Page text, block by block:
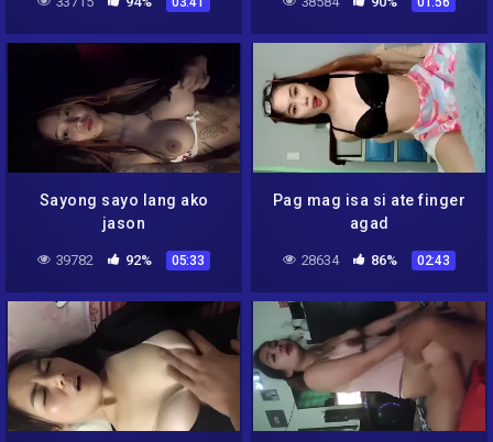
Sayong sayo lang ako
jason
39782 92% 05:33
Pag mag isa si ate finger
agad
28634 86% 02:43